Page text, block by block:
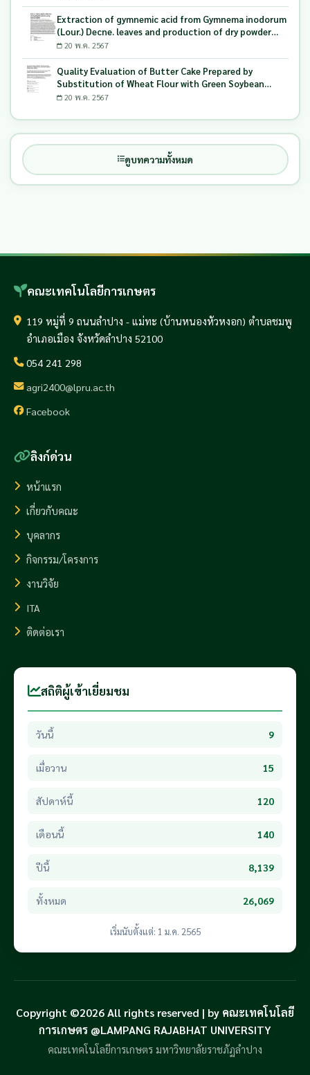
Extraction of gymnemic acid from Gymnema inodorum
(Lour.) Decne. leaves and production of dry powder
extract using maltodextrin
20 พ.ค. 2567
Quality Evaluation of Butter Cake Prepared by
Substitution of Wheat Flour with Green Soybean
(Glycine Max L.) Okara
20 พ.ค. 2567
ดูบทความทั้งหมด
คณะเทคโนโลยีการเกษตร
119 หมู่ที่ 9 ถนนลำปาง - แม่ทะ (บ้านหนองหัวหงอก) ตำบลชมพู
อำเภอเมือง จังหวัดลำปาง 52100
054 241 298
agri2400@lpru.ac.th
Facebook
ลิงก์ด่วน
หน้าแรก
เกี่ยวกับคณะ
บุคลากร
กิจกรรม/โครงการ
งานวิจัย
ITA
ติดต่อเรา
สถิติผู้เข้าเยี่ยมชม
วันนี้ 9
เมื่อวาน 15
สัปดาห์นี้ 120
เดือนนี้ 140
ปีนี้ 8,139
ทั้งหมด 26,069
เริ่มนับตั้งแต่: 1 ม.ค. 2565
Copyright ©2026 All rights reserved | by คณะเทคโนโลยี
การเกษตร @LAMPANG RAJABHAT UNIVERSITY
คณะเทคโนโลยีการเกษตร มหาวิทยาลัยราชภัฏลำปาง